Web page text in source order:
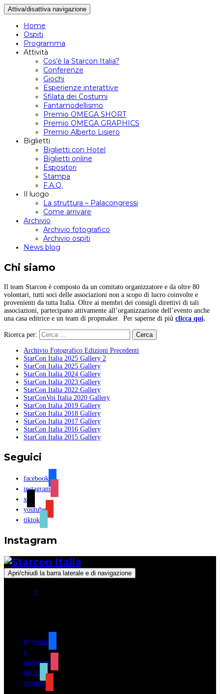
Attiva/disattiva navigazione
Home
Ospiti
Programma
Attività
Cos’è la Starcon Italia?
Conferenze
Giochi
Esperienze interattive
Sfilata dei Costumi
Fantamodellismo
Premio OMEGA SHORT
Premio OMEGA GRAPHICS
Premio Alberto Lisiero
Biglietti
Biglietti con Hotel
Biglietti online
Espositori
Stampa
F.A.Q.
Il luogo
La struttura – Palacongressi
Come arrivare
Archivio
Archivio fotografico
Archivio ospiti
News blog
Chi siamo
Il team Starcon è composto da un comitato organizzatore e da oltre 80
volontari, tutti soci delle associazioni non a scopo di lucro coinvolte e
provenienti da tutta Italia. Oltre ai membri dei consigli direttivi di tali
associazioni, partecipano attivamente all’organizzazione dell’evento anche
una casa editrice e un team di propmaker. Per saperne di più clicca qui.
Ricerca per:
Archivio Fotografico Edizioni Precedenti
StarCon Italia 2025 Gallery 2
StarCon Italia 2025 Gallery
StarCon Italia 2024 Gallery
StarCon Italia 2023 Gallery
StarCon Italia 2022 Gallery
StarConVoi Italia 2020 Gallery
StarCon Italia 2019 Gallery
StarCon Italia 2018 Gallery
StarCon Italia 2017 Gallery
StarCon Italia 2016 Gallery
StarCon Italia 2015 Gallery
Seguici
facebook
instagram
x
youtube
tiktok
Instagram
Apri/chiudi la barra laterale e di navigazione
0
facebook
x
instagram
tiktok
youtube